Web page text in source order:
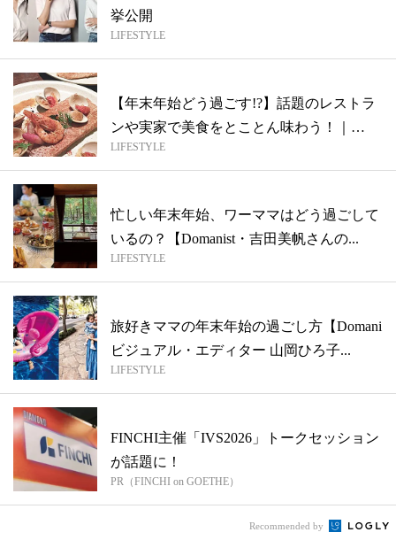
挙公開
LIFESTYLE
【年末年始どう過ごす!?】話題のレストラ
ンや実家で美食をとことん味わう！｜
Dom...
LIFESTYLE
忙しい年末年始、ワーママはどう過ごして
いるの？【Domanist・吉田美帆さんの...
LIFESTYLE
旅好きママの年末年始の過ごし方【Domani
ビジュアル・エディター 山岡ひろ子...
LIFESTYLE
FINCHI主催「IVS2026」トークセッション
が話題に！
PR（FINCHI on GOETHE）
Recommended by